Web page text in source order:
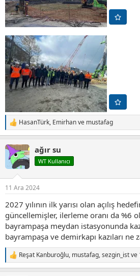
T
e
k
i
l
HasanTürk, Emirhanve mustafag
ağır su
WT Kullanıcı
11 Ara 2024
2027 yılının ilk yarısı olan açılış
güncellemişler, ilerleme oranı da %6
bayrampaşa meydan istasyonunda
bayrampaşa ve demirkapı kazıları ne
T
e
Reşat Kanburoğlu, mustafag,sezgin_istve